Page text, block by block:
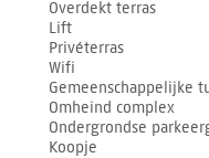
Overdekt terras
Lift
Privéterras
Wifi
Gemeenschappelijke
Omheind complex
Ondergrondse
Koopje